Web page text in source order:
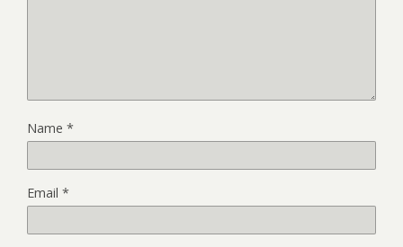
Name *
Email *